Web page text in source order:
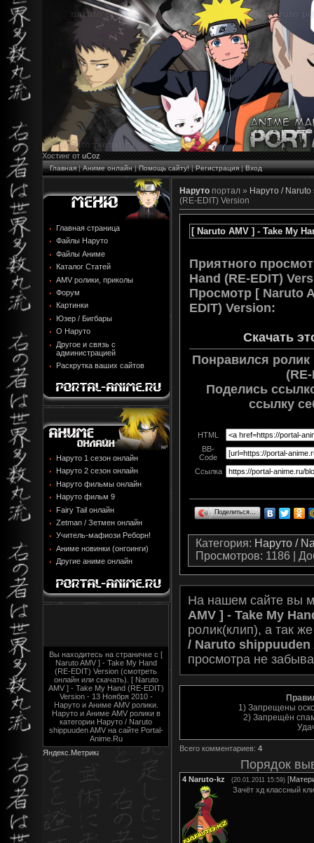
Хостинг от uCoz
Главная|Аниме онлайн|Помощь сайту!|Регистрация|Вход
Главная страница
Файлы Наруто
Файлы Аниме
Каталог Статей
AMV ролики, приколы
Форум
Картинки
Юзер / Бигбары
О Наруто
Другое и связь с
администрацией
Раскрутка ваших сайтов
Наруто 1 сезон онлайн
Наруто 2 сезон онлайн
Наруто фильмы онлайн
Наруто фильм 9
Fairy Tail онлайн
Zetman / Зетмен онлайн
Учитель-мафиози Реборн!
Аниме новинки (онгоинги)
Другие аниме онлайн
Вы находитесь на страничке с [
Naruto AMV ] - Take My Hand
(RE-EDIT) Version (смотреть
онлайн или скачать). [ Naruto
AMV ] - Take My Hand (RE-EDIT)
Version - 13 Ноября 2010 -
Наруто и Аниме AMV ролики.
Наруто и Аниме AMV ролики в
категории Наруто / Naruto
shippuuden AMV на сайте Portal-
Anime.Ru
Наруто портал » Наруто /
(RE-EDIT) Version
[ Naruto AMV ] - Take My
Приятного
Hand (RE-EDIT)
Просмотр [ Naruto
EDIT) Version:
Cкачать
Понравился ролик
Поделись
ссылку
HTML
BB-
Code
Ссылка
Поделиться…
Категория: Наруто /
Просмотров: 1186 |
На нашем сайте вы
AMV ] - Take My
ролик(клип), а так
/ Naruto shippuuden
просмотра не
1) Запрещены
2) Запрещён
Всего комментариев: 4
Порядок
4 Naruto-kz (20.01.2011 15:59) [
Зачёт хд классный